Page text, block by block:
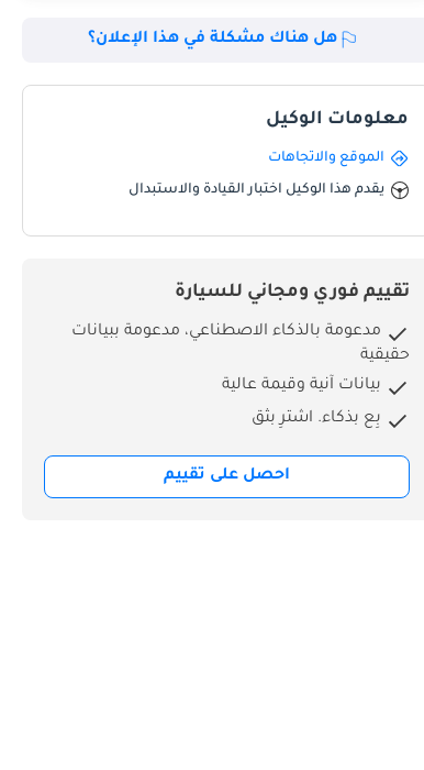
هل هناك مشكلة في هذا الإعلان؟
معلومات الوكيل
الموقع والاتجاهات
يقدم هذا الوكيل اختبار القيادة والاستبدال
تقييم فوري ومجاني للسيارة
مدعومة بالذكاء الاصطناعي، مدعومة ببيانات
حقيقية
بيانات آنية وقيمة عالية
بِع بذكاء. اشترِ بثق
احصل على تقييم